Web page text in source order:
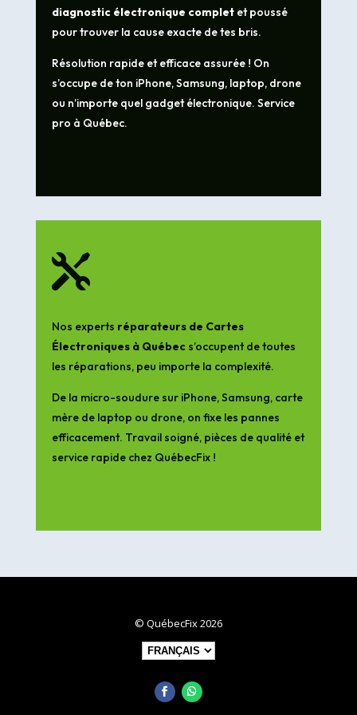
diagnostic électronique completet poussé
pour trouver la cause exacte de tes bris.
Résolution rapide et efficace assurée ! On
s’occupe de ton iPhone, Samsung, laptop, drone
ou n’importe quel gadget électronique. Service
pro à Québec.

Nos experts réparateurs de Cartes
Électroniques à Québecs’occupent de toutes
les réparations, peu importe la complexité.
De la micro-soudure sur iPhone, Samsung, carte
mère de laptop ou drone, on fixe les pannes
efficacement. Travail soigné, pièces de qualité et
service rapide chez QuébecFix !
© QuébecFix 2026